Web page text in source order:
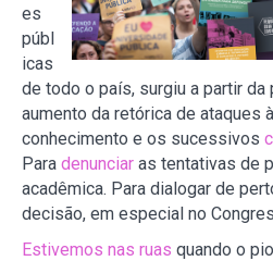
es
públ
icas
de todo o país, surgiu a partir da
aumento da retórica de ataques
conhecimento e os sucessivos
Para denunciar as tentativas de
acadêmica. Para dialogar de
decisão, em especial no
Estivemos nas ruas quando o